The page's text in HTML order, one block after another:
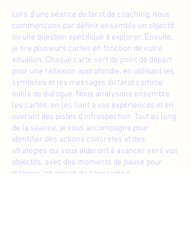
Lors d’une séance de tarot de coaching, nous
commençons par définir ensemble un objectif
ou une question spécifique à explorer. Ensuite,
je tire plusieurs cartes en fonction de votre
situation. Chaque carte sert de point de départ
pour une réflexion approfondie, en utilisant les
symboles et les messages du tarot comme
outils de dialogue. Nous analysons ensemble
les cartes, en les liant à vos expériences et en
ouvrant des pistes d’introspection. Tout au long
de la séance, je vous accompagne pour
identifier des actions concrètes et des
stratégies qui vous aideront à avancer vers vos
objectifs, avec des moments de pause pour
intégrer les prises de conscience.